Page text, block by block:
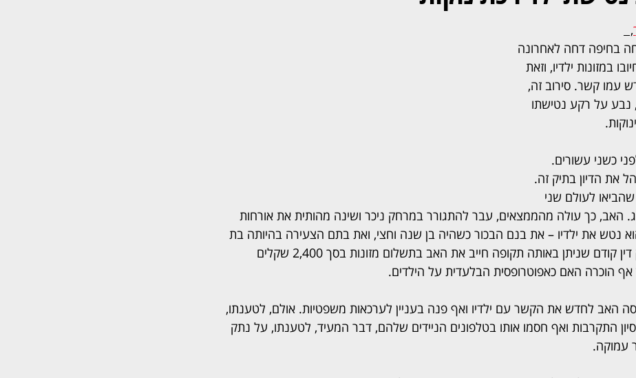
,
בחיפה דחה לאחרונה
במזונות ילדיו, וזאת
עמו קשר. סירוב זה,
נבע על רקע נטישתו
כשני עשורים.
את הדיון בתיק זה.
לאחר שהביאו לעולם שני
האב, כך עולה מהממצאים, עבר להתגורר במרחק ניכר ושינה מהותית את אורחות
נטש את ילדיו – את בנם הבכור כשהיה בן שנה וחצי, ואת בתם הצעירה בהיותה בת
חודשיים בלבד. פסק דין קודם שניתן באותה תקופה חייב את האב בתשלום מזונות בסך 2,400 שקלים
הוכרה האם כאפוטרופסית הבלעדית על הילדים.
האב לחדש את הקשר עם ילדיו ואף פנה בעניין לערכאות משפטיות. אולם, לטענתו,
התקרבות ואף חסמו אותו בטלפונים הניידים שלהם, דבר המעיד, לטענתו, על נתק
עמוקה.